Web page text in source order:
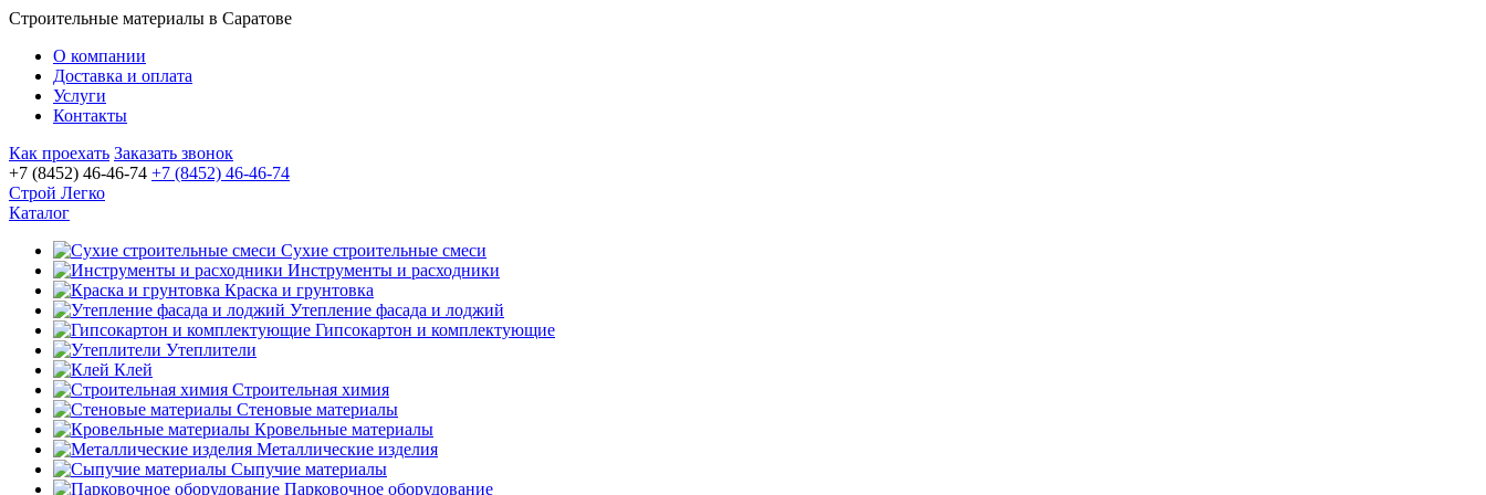
Строительные материалы в Саратове
О компании
Доставка и оплата
Услуги
Контакты
Как проехать Заказать звонок
+7 (8452) 46-46-74 +7 (8452) 46-46-74
Строй Легко
Каталог
Сухие строительные смеси
Инструменты и расходники
Краска и грунтовка
Утепление фасада и лоджий
Гипсокартон и комплектующие
Утеплители
Клей
Строительная химия
Стеновые материалы
Кровельные материалы
Металлические изделия
Сыпучие материалы
Парковочное оборудование